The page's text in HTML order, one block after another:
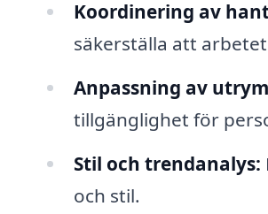
Koordinering av
säkerställa att
Anpassning av
tillgänglighet för
Stil och trendanalys:
och stil.